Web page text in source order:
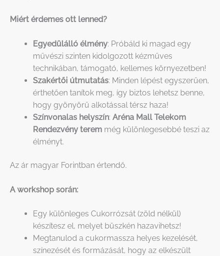
Miért érdemes ott lenned?
Egyedülálló élmény: Próbáld ki magad egy
művészi szinten kidolgozott kézműves
technikában, támogató, kellemes környezetben!
Szakértői útmutatás: Minden lépést egyszerűen,
érthetően tanítok meg, így biztos lehetsz benne,
hogy gyönyörű alkotással térsz haza!
Színvonalas helyszín: Aréna Mall Telekom
Rendezvény terem még különlegesebbé teszi az
élményt.
Az ár magyar Forintban értendő.
A workshop során:
Egy különleges Cukorrózsát (zöld nélkül)
készítesz el, melyet büszkén hazavihetsz!
Megtanulod a cukormassza helyes kezelését,
színezését és formázását, hogy az elkészült